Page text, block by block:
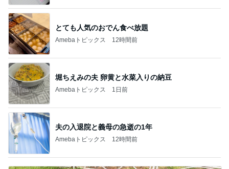
とても人気のおでん食べ放題
Amebaトピックス 12時間前
堀ちえみの夫 卵黄と水菜入りの納豆
Amebaトピックス 1日前
夫の入退院と義母の急逝の1年
Amebaトピックス 12時間前